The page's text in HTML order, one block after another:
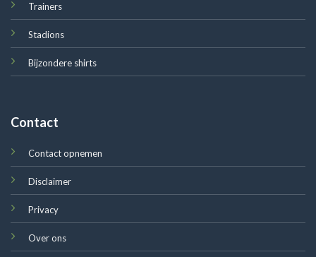
Trainers
Stadions
Bijzondere shirts
Contact
Contact opnemen
Disclaimer
Privacy
Over ons